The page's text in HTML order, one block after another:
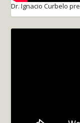
Dr. Ignacio Curbelo